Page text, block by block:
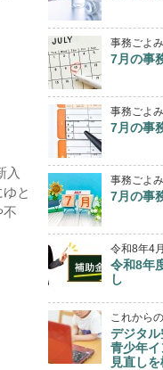
入
と
不
事務ごよ
7月の事
事務ごよ
7月の事
事務ごよ
7月の事
令和8年4
令和8年
し
これから
デジタ
青少年
見直し